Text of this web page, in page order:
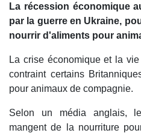
La récession économique
par la guerre en Ukraine,
nourrir d'aliments pour
La crise économique et la
contraint certains
pour animaux de compagnie.
Selon un média anglais,
mangent de la nourriture